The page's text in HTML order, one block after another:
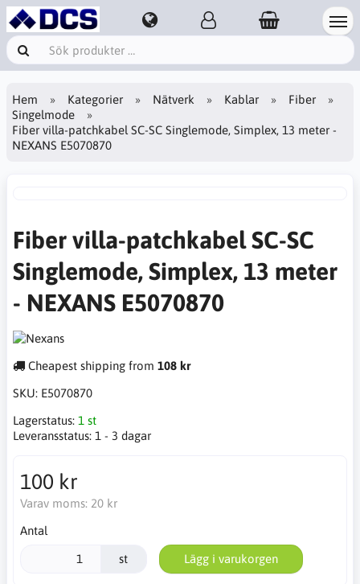
Hem Kategorier Nätverk Kablar
Fiber
Singelmode
Fiber villa-patchkabel SC-SC Singlemode, Simplex, 13 meter -
NEXANS E5070870
Fiber villa-patchkabel SC-SC
Singlemode, Simplex, 13 meter
- NEXANS E5070870
Cheapest shipping from 108 kr
SKU: E5070870
Lagerstatus: 1 st
Leveransstatus: 1 - 3 dagar
100 kr
Varav moms: 20 kr
Antal
st Lägg i varukorgen